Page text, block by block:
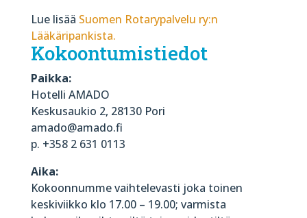
Lue lisää Suomen Rotarypalvelu ry:n
Lääkäripankista.
Kokoontumistiedot
Paikka:
Hotelli AMADO
Keskusaukio 2, 28130 Pori
amado@amado.fi
p. +358 2 631 0113
Aika:
Kokoonnumme vaihtelevasti joka toinen
keskiviikko klo 17.00 – 19.00; varmista